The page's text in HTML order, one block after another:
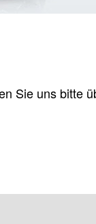
Sie uns bitte